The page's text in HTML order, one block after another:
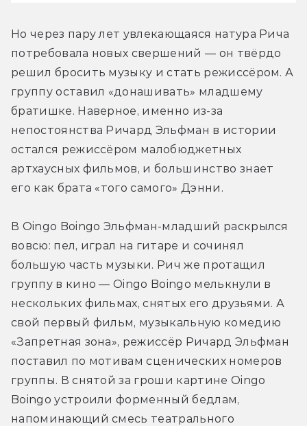
Но через пару лет увлекающаяся натура Рича
потребовала новых свершений — он твёрдо
решил бросить музыку и стать режиссёром. А
группу оставил «донашивать» младшему
братишке. Наверное, именно из-за
непостоянства Ричард Эльфман в истории
остался режиссёром малобюджетных
артхаусных фильмов, и большинство знает
его как брата «того самого» Дэнни.
В Oingo Boingo Эльфман-младший раскрылся
вовсю: пел, играл на гитаре и сочинял
большую часть музыки. Рич же протащил
группу в кино — Oingo Boingo мелькнули в
нескольких фильмах, снятых его друзьями. А
свой первый фильм, музыкальную комедию
«Запретная зона», режиссёр Ричард Эльфман
поставил по мотивам сценических номеров
группы. В снятой за гроши картине Oingo
Boingo устроили форменный бедлам,
напоминающий смесь театрального